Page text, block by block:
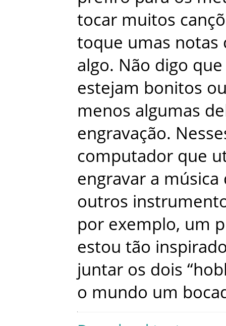
tocar muitos
toque umas notas
algo. Não digo que
estejam bonitos
menos algumas
engravação.
computador que
engravar a música
outros
por exemplo, um
estou tão
juntar os dois “
o mundo um